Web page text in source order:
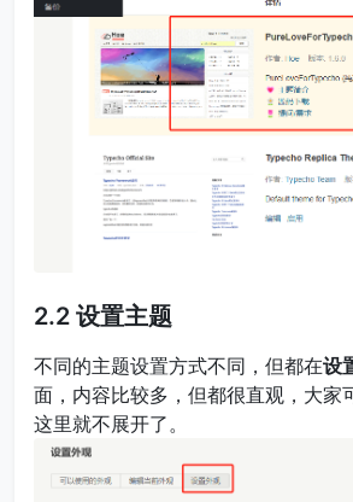
2.2 设置主题
不同的主题设置方式不同，但都在设
面，内容比较多，但都很直观，大家
这里就不展开了。